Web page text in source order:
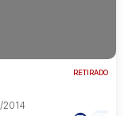
RETIRADO
2014